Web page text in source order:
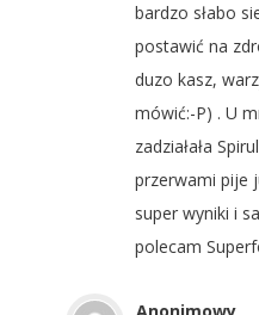
bardzo słabo
postawić na
duzo kasz,
mówić:-P) . U
zadziałała
przerwami pije
super wyniki i
polecam